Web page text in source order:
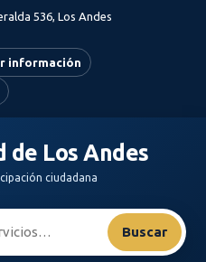
536, Los Andes
información
de Los Andes
ciudadana
Buscar